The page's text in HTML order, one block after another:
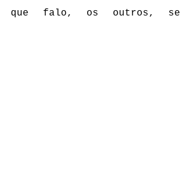
que falo, os outros, se